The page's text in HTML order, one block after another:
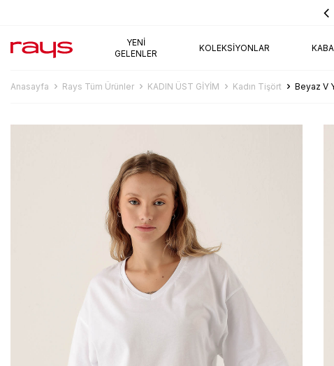
YENI
GELENLER
KOLEKSIYONLAR
Anasayfa Rays Tüm Ürünler KADIN ÜST GİYİM Kadın Tişört Beyaz V